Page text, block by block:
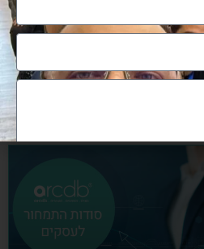
העיצוב והבניה
והבניה הם מתכון הכרחי
את הניסיון והיכולת
לקהילה